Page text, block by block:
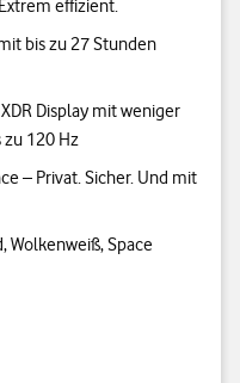
effizient.
bis zu 27 Stunden
Display mit weniger
zu 120 Hz
– Privat. Sicher. Und mit
Wolkenweiß, Space